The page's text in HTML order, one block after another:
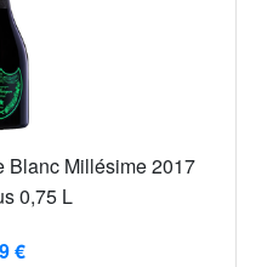
Blanc Millésime 2017
0,75 L
€